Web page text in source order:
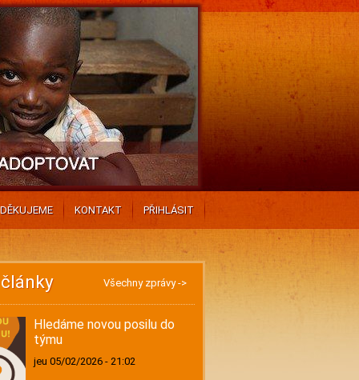
DĚKUJEME KONTAKT PŘIHLÁSIT
Všechny zprávy ->
Hledáme novou posilu do
týmu
jeu 05/02/2026 - 21:02